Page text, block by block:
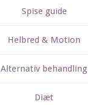
Spise guide
Helbred & Motion
Alternativ behandling
Diæt